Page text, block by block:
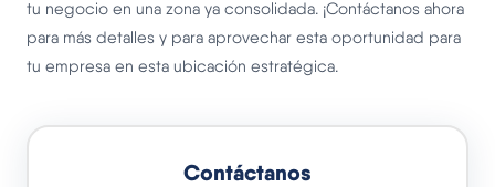
tu negocio en una zona ya consolidada. ¡Contáctanos ahora
para más detalles y para aprovechar esta oportunidad para
tu empresa en esta ubicación estratégica.
Contáctanos